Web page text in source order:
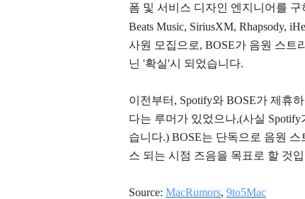
폼 및 서비스 디자인 엔지니어를
Beats Music, SiriusXM, Rhapsody,
사원 모집으로, BOSE가 음원 스트
닌 '확실'시 되었습니다.
이전부터, Spotify와 BOSE가 제휴
다는 루머가 있었으나,(사실
습니다.) BOSE는 단독으로 음원
스 되는 시점 즈음을 목표로 할 것
Source: MacRumors, 9to5Mac